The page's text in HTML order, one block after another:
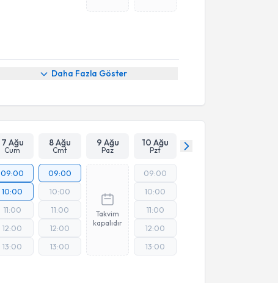
Daha Fazla Göster
Online Görüşme
7 Ağu
Cum
8 Ağu
Cmt
9 Ağu
Paz
10 Ağu
Pzt
09:00
10:00
11:00
12:00
13:00
09:00
10:00
11:00
12:00
13:00
Takvim
kapalıdır
09:00
10:00
11:00
12:00
13:00